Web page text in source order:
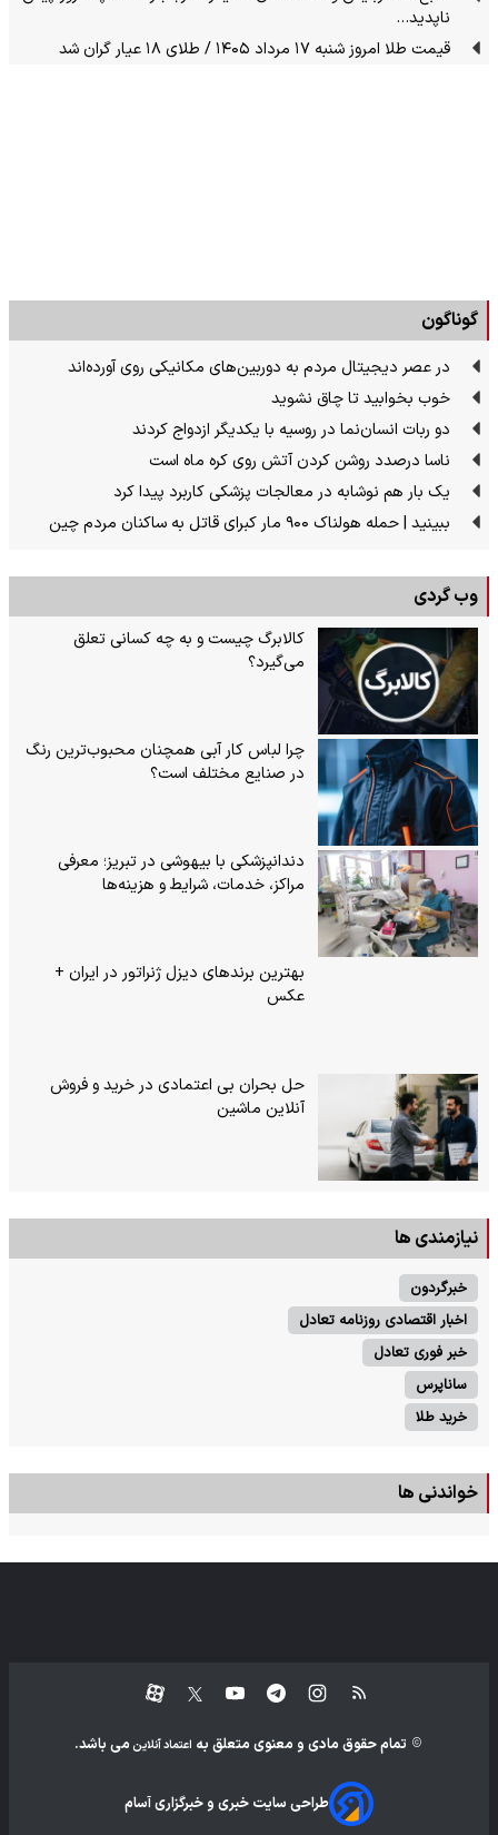
ناپدید…
قیمت طلا امروز شنبه ۱۷ مرداد ۱۴۰۵ / طلای ۱۸ عیار گران شد
گوناگون
در عصر دیجیتال مردم به دوربین‌های مکانیکی روی آورده‌اند
خوب بخوابید تا چاق نشوید
دو ربات انسان‌نما در روسیه با یکدیگر ازدواج کردند
ناسا درصدد روشن کردن آتش روی کره ماه است
یک بار هم نوشابه در معالجات پزشکی کاربرد پیدا کرد
ببینید | حمله هولناک ۹۰۰ مار کبرای قاتل به ساکنان مردم چین
وب گردی
کالابرگ چیست و به چه کسانی تعلق
می‌گیرد؟
چرا لباس کار آبی همچنان محبوب‌ترین رنگ
در صنایع مختلف است؟
دندانپزشکی با بیهوشی در تبریز؛ معرفی
مراکز، خدمات، شرایط و هزینه‌ها
بهترین برندهای دیزل ژنراتور در ایران +
عکس
حل بحران بی‌ اعتمادی در خرید و فروش
آنلاین ماشین
نیازمندی ها
خبرگردون
اخبار اقتصادی روزنامه تعادل
خبر فوری تعادل
ساناپرس
خرید طلا
خواندنی ها
تمام حقوق مادی و معنوی متعلق به اعتماد آنلاین می باشد.
طراحی سایت خبری و خبرگزاری آسام